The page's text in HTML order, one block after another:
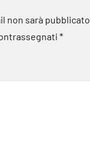
non sarà pubblicato.
*